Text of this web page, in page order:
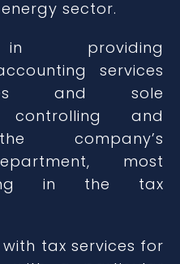
sector.
in providing
services
and sole
controlling and
company’s
most
in the tax
tax services for